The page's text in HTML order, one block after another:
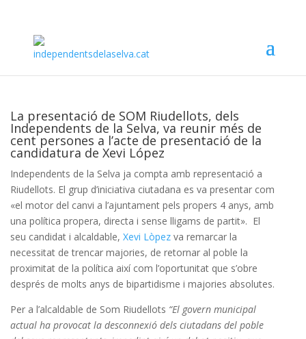
La presentació de SOM Riudellots, dels
Independents de la Selva, va reunir més de
cent persones a l’acte de presentació de la
candidatura de Xevi López
Independents de la Selva ja compta amb representació a
Riudellots. El grup d’iniciativa ciutadana es va presentar com
«el motor del canvi a l’ajuntament pels propers 4 anys, amb
una política propera, directa i sense lligams de partit». El
seu candidat i alcaldable, Xevi Lòpezva remarcar la
necessitat de trencar majories, de retornar al poble la
proximitat de la política així com l’oportunitat que s’obre
després de molts anys de bipartidisme i majories absolutes.
Per a l’alcaldable de Som Riudellots “El govern municipal
actual ha provocat la desconnexió dels ciutadans del poble